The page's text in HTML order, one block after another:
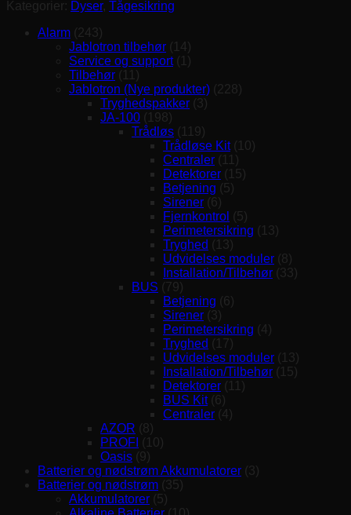
model
600i™
antal
Kategorier: Dyser, Tågesikring
Alarm (243)
Jablotron tilbehør (14)
Service og support (1)
Tilbehør (11)
Jablotron (Nye produkter) (228)
Tryghedspakker (3)
JA-100 (198)
Trådløs (119)
Trådløse Kit (10)
Centraler (11)
Detektorer (15)
Betjening (5)
Sirener (6)
Fjernkontrol (5)
Perimetersikring (13)
Tryghed (13)
Udvidelses moduler (8)
Installation/Tilbehør (33)
BUS (79)
Betjening (6)
Sirener (3)
Perimetersikring (4)
Tryghed (17)
Udvidelses moduler (13)
Installation/Tilbehør (15)
Detektorer (11)
BUS Kit (6)
Centraler (4)
AZOR (8)
PROFI (10)
Oasis (9)
Batterier og nødstrøm Akkumulatorer (3)
Batterier og nødstrøm (35)
Akkumulatorer (5)